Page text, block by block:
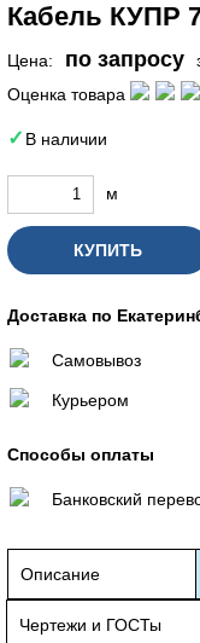
Кабель КУПР
Цена: по запросу
Оценка товара
В наличии
м
КУПИТЬ
Доставка по
Самовывоз
Курьером
Способы оплаты
Банковский
Описание
Чертежи и ГОСТы